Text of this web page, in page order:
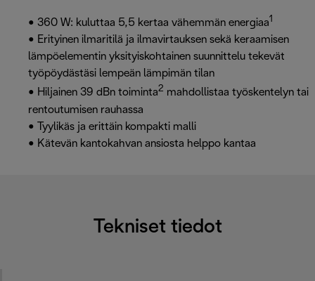
• 360 W: kuluttaa 5,5 kertaa vähemmän energiaa1
• Erityinen ilmaritilä ja ilmavirtauksen sekä keraamisen
lämpöelementin yksityiskohtainen suunnittelu tekevät
työpöydästäsi lempeän lämpimän tilan
• Hiljainen 39 dBn toiminta2 mahdollistaa työskentelyn tai
rentoutumisen rauhassa
• Tyylikäs ja erittäin kompakti malli
• Kätevän kantokahvan ansiosta helppo kantaa
Tekniset tiedot